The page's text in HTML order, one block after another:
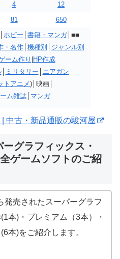
4
12
81
650
ホビー 書籍・マンガ│■■
・名作│ 機種別
ジャンル別
ーム作り HP作成
│ ミリタリー
エアガン
トアニメ)│映画│
ム雑誌│ マンガ
中古・新品通販の駿河屋
グラフィックス・
ゲームソフトのご紹
発売されたスーパーグラフ
本)・プレミアム（3本）・
本)をご紹介します。